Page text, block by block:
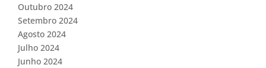
Outubro 2024
Setembro 2024
Agosto 2024
Julho 2024
Junho 2024